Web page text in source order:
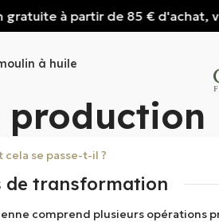
de 85 € d'achat, valable
à huile
production
cela se passe-t-il ?
de transformation
comprend plusieurs opérations